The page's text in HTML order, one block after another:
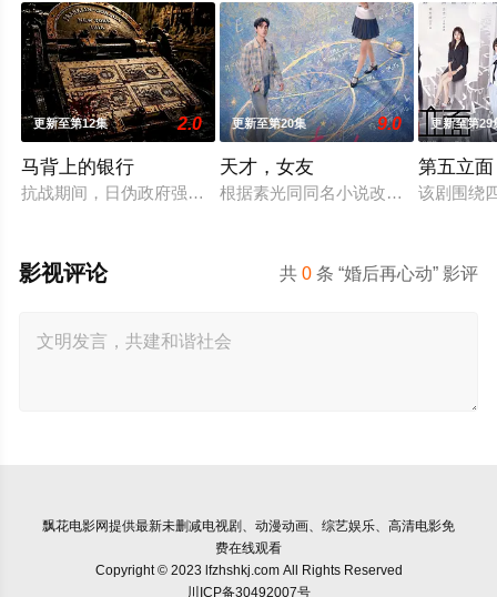
更新至第12集 2.0
马背上的银行
抗战期间，日伪政府强行推广、使用由“中国准备银行”发行的伪
更新至第20集 9.0
天才，女友
根据素光同同名小说改编。江逾白长
更新至第29
第五立面
该剧围绕
共0 条 “婚后再心动” 影评
影视评论
飘花电影网提供最新未删减电视剧、动漫动画、综艺娱乐、高清电影免
费在线观看
Copyright © 2023 lfzhshkj.com All Rights Reserved
川ICP备30492007号